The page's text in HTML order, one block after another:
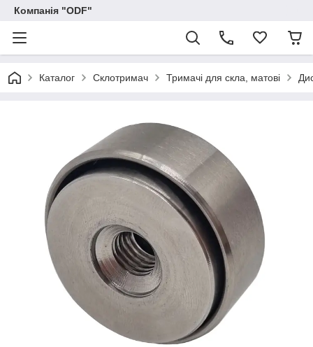
Компанія "ODF"
Каталог Склотримач Тримачі для скла, матові